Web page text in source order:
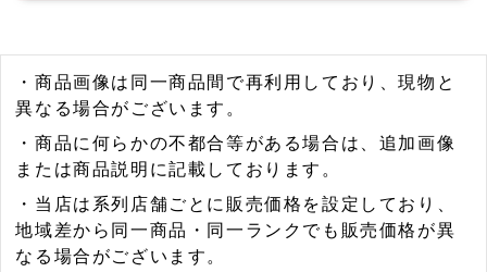
・商品画像は同一商品間で再利用しており、現物と
異なる場合がございます。
・商品に何らかの不都合等がある場合は、追加画像
または商品説明に記載しております。
・当店は系列店舗ごとに販売価格を設定しており、
地域差から同一商品・同一ランクでも販売価格が異
なる場合がございます。